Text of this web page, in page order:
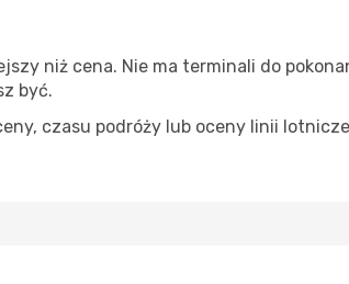
niż cena. Nie ma terminali do
być.
czasu podróży lub oceny linii